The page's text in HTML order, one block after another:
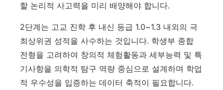
할 논리적 사고력을 미리 배양해야 합니다.
2단계는 고교 진학 후 내신 등급 1.0~1.3 내외의 극
최상위권 성적을 사수하는 것입니다. 학생부 종합
전형을 고려하여 창의적 체험활동과 세부능력 및 특
기사항을 의학적 탐구 역량 중심으로 설계하며 학업
적 우수성을 입증하는 데이터 축적이 필요합니다.